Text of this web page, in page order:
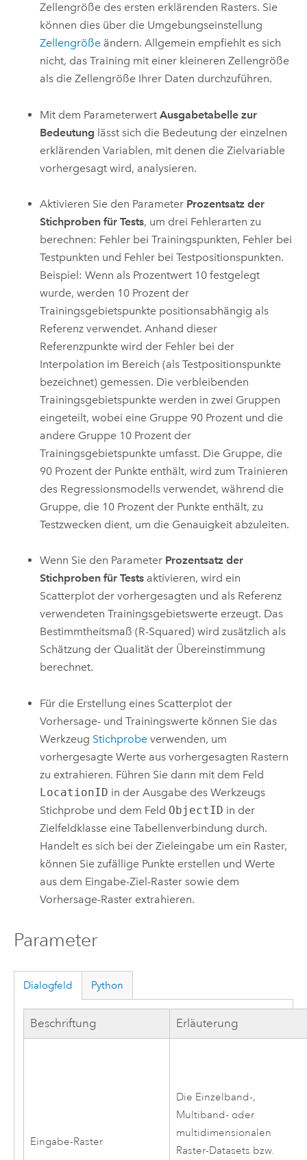
Zellengröße des ersten erklärenden Rasters. Sie
können dies über die Umgebungseinstellung
Zellengröße ändern. Allgemein empfiehlt es sich
nicht, das Training mit einer kleineren Zellengröße
als die Zellengröße Ihrer Daten durchzuführen.
Mit dem ParameterwertAusgabetabelle zur
Bedeutung lässt sich die Bedeutung der einzelnen
erklärenden Variablen, mit denen die Zielvariable
vorhergesagt wird, analysieren.
Aktivieren Sie den Parameter Prozentsatz der
Stichproben für Tests, um drei Fehlerarten zu
berechnen: Fehler bei Trainingspunkten, Fehler bei
Testpunkten und Fehler bei Testpositionspunkten.
Beispiel: Wenn als Prozentwert 10 festgelegt
wurde, werden 10 Prozent der
Trainingsgebietspunkte positionsabhängig als
Referenz verwendet. Anhand dieser
Referenzpunkte wird der Fehler bei der
Interpolation im Bereich (als Testpositionspunkte
bezeichnet) gemessen. Die verbleibenden
Trainingsgebietspunkte werden in zwei Gruppen
eingeteilt, wobei eine Gruppe 90 Prozent und die
andere Gruppe 10 Prozent der
Trainingsgebietspunkte umfasst. Die Gruppe, die
90 Prozent der Punkte enthält, wird zum Trainieren
des Regressionsmodells verwendet, während die
Gruppe, die 10 Prozent der Punkte enthält, zu
Testzwecken dient, um die Genauigkeit abzuleiten.
Wenn Sie den Parameter Prozentsatz der
Stichproben für Tests aktivieren, wird ein
Scatterplot der vorhergesagten und als Referenz
verwendeten Trainingsgebietswerte erzeugt. Das
Bestimmtheitsmaß (R-Squared) wird zusätzlich als
Schätzung der Qualität der Übereinstimmung
berechnet.
Für die Erstellung eines Scatterplot der
Vorhersage- und Trainingswerte können Sie das
Werkzeug Stichprobe verwenden, um
vorhergesagte Werte aus vorhergesagten Rastern
zu extrahieren. Führen Sie dann mit dem Feld
LocationID in der Ausgabe des Werkzeugs
Stichprobe und dem Feld ObjectID in der
Zielfeldklasse eine Tabellenverbindung durch.
Handelt es sich bei der Zieleingabe um ein Raster,
können Sie zufällige Punkte erstellen und Werte
aus dem Eingabe-Ziel-Raster sowie dem
Vorhersage-Raster extrahieren.
Parameter
Dialogfeld Python
Beschriftung Erläuterung
Eingabe-Raster
Die Einzelband-,
Multiband- oder
multidimensionalen
Raster-Datasets bzw.